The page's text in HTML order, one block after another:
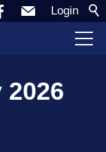
Login